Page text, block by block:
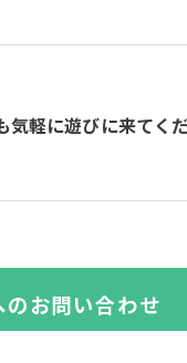
軽に遊びに来てく
お問い合わせ